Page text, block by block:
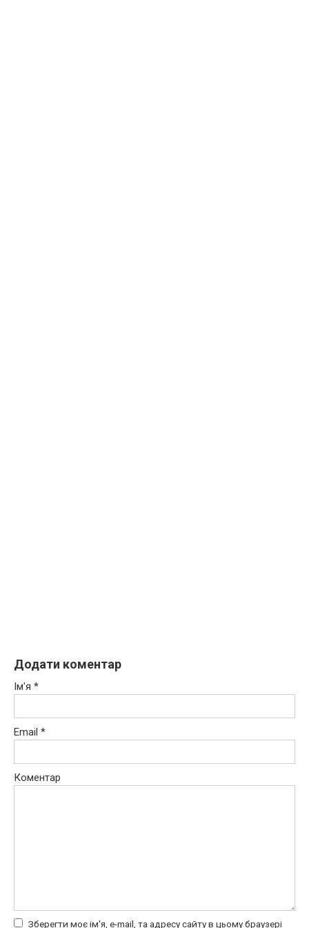
Додати коментар
Ім'я *
Email *
Коментар
Зберегти моє ім'я, e-mail, та адресу сайту в цьому браузері